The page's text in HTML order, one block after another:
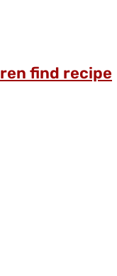
find recipe